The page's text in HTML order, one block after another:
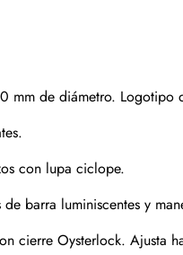
mm de diámetro. Logotipo
con lupa ciclope.
barra luminiscentes y
cierre Oysterlock. Ajusta
Teléfono